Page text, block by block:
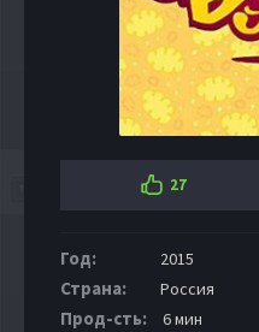
27
Год: 2015
Страна: Россия
Прод-сть: 6 мин